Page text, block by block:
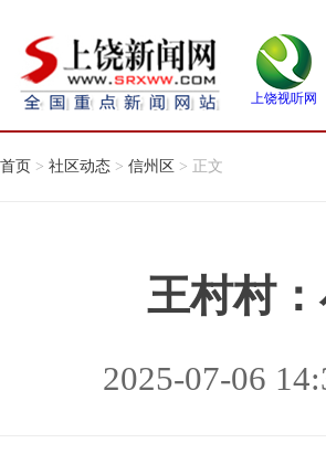
上饶视听网
首页 > 社区动态 > 信州区 > 正文
王村村
2025-07-06